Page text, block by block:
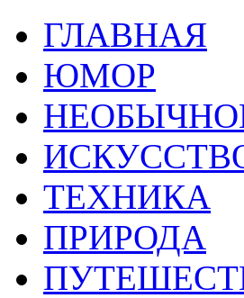
ГЛАВНАЯ
ЮМОР
ТЕХНИКА
ПРИРОДА